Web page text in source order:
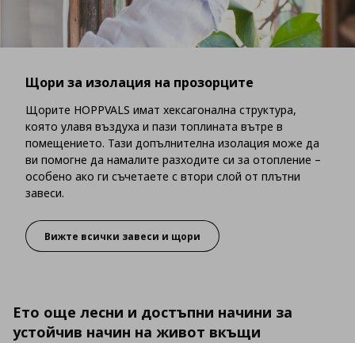
Щори за изолация на прозорците
Щорите HOPPVALS имат хексагонална структура,
която улавя въздуха и пази топлината вътре в
помещението. Тази допълнителна изолация може да
ви помогне да намалите разходите си за отопление –
особено ако ги съчетаете с втори слой от плътни
завеси.
Щори за изолация на прозорците
Вижте всички завеси и щори
Ето още лесни и достъпни начини за
устойчив начин на живот вкъщи